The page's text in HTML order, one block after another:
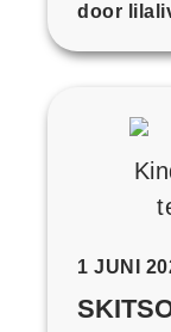
door
1 JUNI